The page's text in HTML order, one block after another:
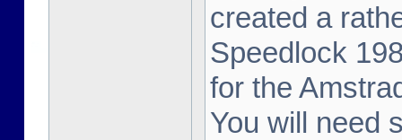
created a
Speedlock
for the
You will need